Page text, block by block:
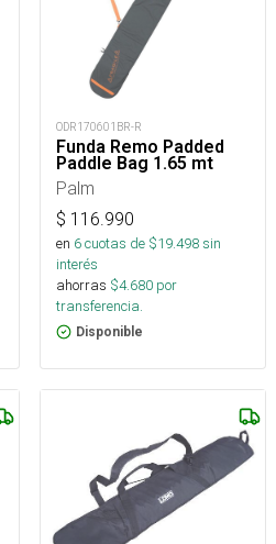
ODR170601BR-R
Funda Remo Padded
Paddle Bag 1.65 mt
Palm
$ 116.990
en 6cuotas de $19.498sin
interés
ahorras $4.680 por
transferencia.
Disponible